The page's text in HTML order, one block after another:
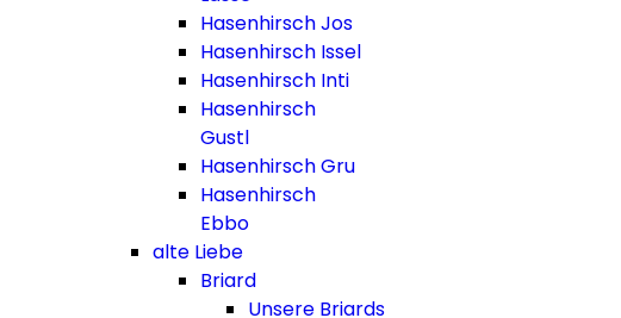
Hasenhirsch Jos
Hasenhirsch Issel
Hasenhirsch Inti
Hasenhirsch
Gustl
Hasenhirsch Gru
Hasenhirsch
Ebbo
alte Liebe
Briard
Unsere Briards